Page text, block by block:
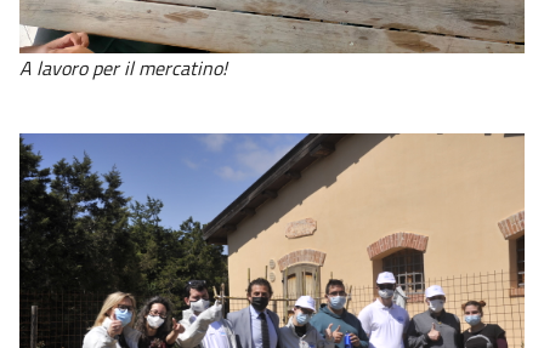
A lavoro per il mercatino!